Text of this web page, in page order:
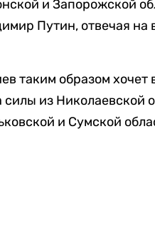
и Запорожской
Путин, отвечая на
таким образом хочет
из Николаевской
и Сумской